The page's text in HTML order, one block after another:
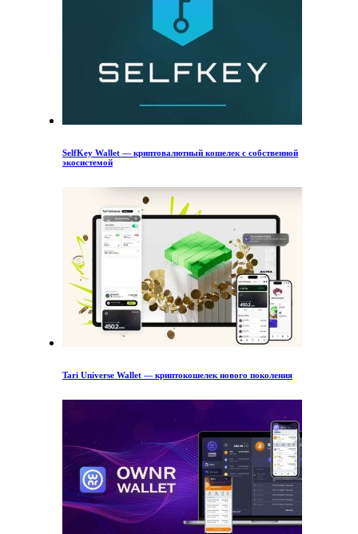
SelfKey Wallet — криптовалютный кошелек с собственной
экосистемой
Tari Universe Wallet — криптокошелек нового поколения